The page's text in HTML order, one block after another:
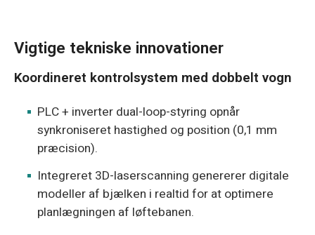
Vigtige tekniske innovationer
Koordineret kontrolsystem med dobbelt vogn
PLC + inverter dual-loop-styring opnår
synkroniseret hastighed og position (0,1 mm
præcision).
Integreret 3D-laserscanning genererer digitale
modeller af bjælken i realtid for at optimere
planlægningen af løftebanen.